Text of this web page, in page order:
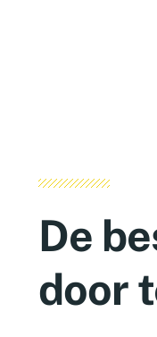
De
door